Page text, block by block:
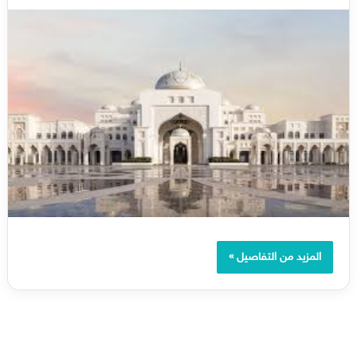
المزيد من التفاصيل »